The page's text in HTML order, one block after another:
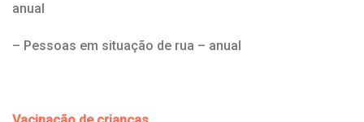
anual
– Pessoas em situação de rua – anual